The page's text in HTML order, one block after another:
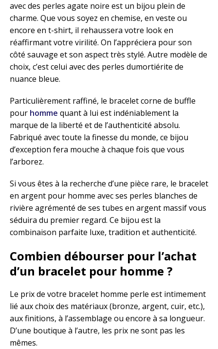
avec des perles agate noire est un bijou plein de
charme. Que vous soyez en chemise, en veste ou
encore en t-shirt, il rehaussera votre look en
réaffirmant votre virilité. On l’appréciera pour son
côté sauvage et son aspect très stylé. Autre modèle de
choix, c’est celui avec des perles dumortiérite de
nuance bleue.
Particulièrement raffiné, le bracelet corne de buffle
pour homme quant à lui est indéniablement la
marque de la liberté et de l’authenticité absolu.
Fabriqué avec toute la finesse du monde, ce bijou
d’exception fera mouche à chaque fois que vous
l’arborez.
Si vous êtes à la recherche d’une pièce rare, le bracelet
en argent pour homme avec ses perles blanches de
rivière agrémenté de ses tubes en argent massif vous
séduira du premier regard. Ce bijou est la
combinaison parfaite luxe, tradition et authenticité.
Combien débourser pour l’achat
d’un bracelet pour homme ?
Le prix de votre bracelet homme perle est intimement
lié aux choix des matériaux (bronze, argent, cuir, etc.),
aux finitions, à l’assemblage ou encore à sa longueur.
D’une boutique à l’autre, les prix ne sont pas les
mêmes.